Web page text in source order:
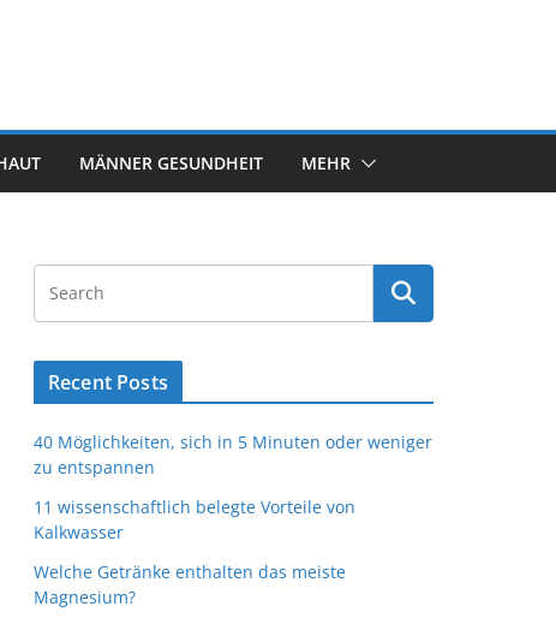
MÄNNER GESUNDHEIT MEHR
Recent Posts
40 Möglichkeiten, sich in 5 Minuten oder weniger
zu entspannen
11 wissenschaftlich belegte Vorteile von
Kalkwasser
Welche Getränke enthalten das meiste
Magnesium?